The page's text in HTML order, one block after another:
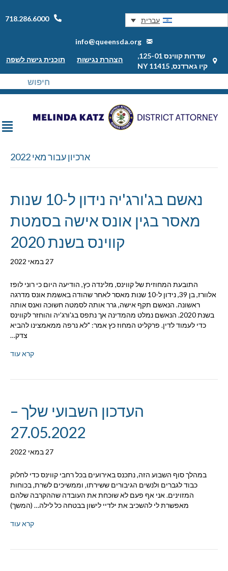
עברית 718.286.6000
info@queensda.org
שדרות קווינס 125-01,
קיו גארדנס, NY 11415
הצהרת נגישות תוכנית גישה לשפה
ארכיון עבור מאי 2022
נאשם בג'ורג'יה נידון ל-10 שנות
מאסר בגין אונס אישה בסמטת
קווינס בשנת 2020
27 במאי 2022
התובעת המחוזית של קווינס, מלינדה כץ, הודיעה היום כי רוני לופז
אלוורז, בן 39, נידון ל-10 שנות מאסר לאחר שהודה באשמת אונס מדרגה
ראשונה. הנאשם תקף אישה, גרר אותה לסמטה חשוכה ואנס אותה
בשנת 2020. הנאשם נמלט מהמדינה אך נתפס בג'ורג'יה והוחזר לקווינס
כדי לעמוד לדין. פרקליט המחוז כץ אמר: "לא נרפה ממאמצינו להביא
צדק…
קרא עוד
העדכון השבועי שלך –
27.05.2022
27 במאי 2022
במהלך סוף השבוע הזה, נתכנס באירועים בכל רחבי קווינס כדי לחלוק
כבוד לגברים ולנשים הגיבורים ששירתו, וממשיכים לשרת, בכוחות
המזוינים. אני אף פעם לא שוכחת את העובדה שההקרבה שלהם
מאפשרת לי להשכיב את ילדיי לישון בבטחה כל לילה… (המשך)
קרא עוד